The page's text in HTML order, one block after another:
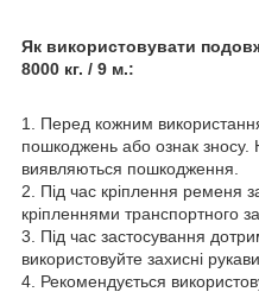
Як використовувати
8000 кг. / 9 м.:
1. Перед кожним
пошкоджень або ознак зносу.
виявляються пошкодження.
2. Під час кріплення ременя
кріпленнями транспортного
3. Під час застосування
використовуйте захисні
4. Рекомендується